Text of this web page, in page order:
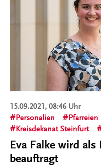
15.09.2021, 08:46 Uhr
Personalien
Pfarreien
Kreisdekanat Steinfurt
Eva Falke wird
beauftragt